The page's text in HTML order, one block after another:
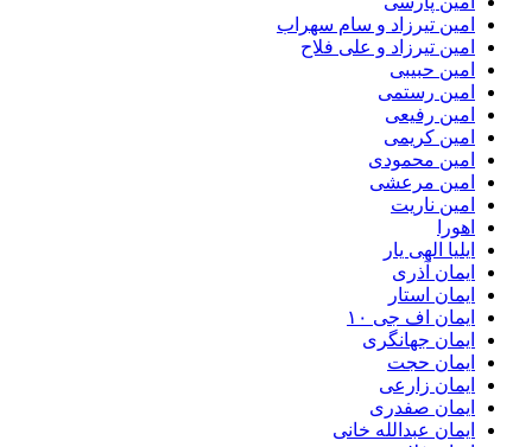
امین تیرزاد و سام سهراب
امین تیرزاد و علی فلاح
امین حبیبی
امین رستمی
امین رفیعی
امین کریمی
امین محمودی
امین مرعشی
امین ناریت
اهورا
ایلیا الهی یار
ایمان آذری
ایمان استار
ایمان اف جی ۱۰
ایمان جهانگری
ایمان حجت
ایمان زارعی
ایمان صفدری
ایمان عبدالله خانی